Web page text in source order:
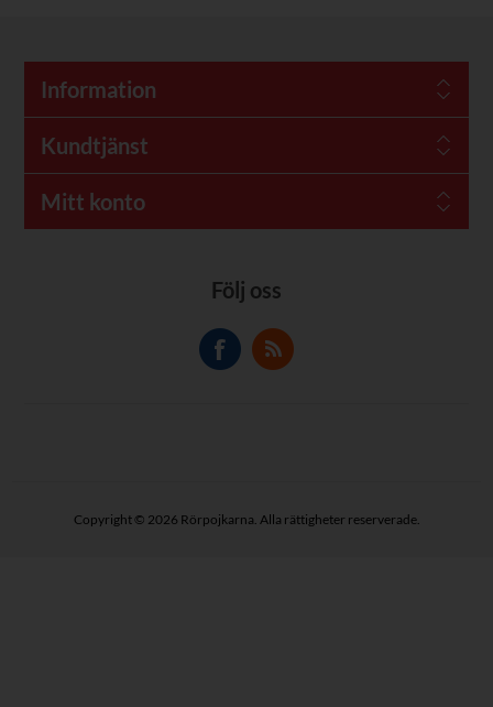
Information
Kundtjänst
Mitt konto
Följ oss
Copyright © 2026 Rörpojkarna. Alla rättigheter reserverade.